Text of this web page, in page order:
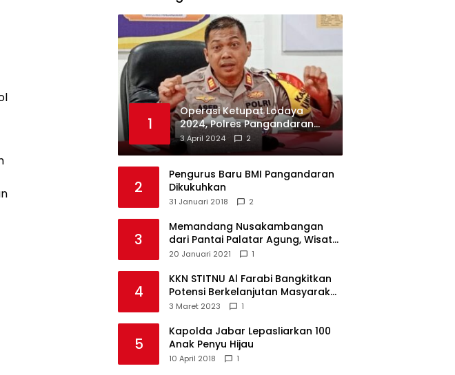
1
Operasi Ketupat Lodaya
2024, Polres Pangandaran
Dirikan 12 Pos Pengamanan
3 April 2024 2
2
Pengurus Baru BMI Pangandaran
Dikukuhkan
31 Januari 2018 2
3
Memandang Nusakambangan
dari Pantai Palatar Agung, Wisata
Alternatif Masa Pandemi
20 Januari 2021 1
4
KKN STITNU Al Farabi Bangkitkan
Potensi Berkelanjutan Masyarakat
Kecamatan Langkaplancar
3 Maret 2023 1
5
Kapolda Jabar Lepasliarkan 100
Anak Penyu Hijau
10 April 2018 1